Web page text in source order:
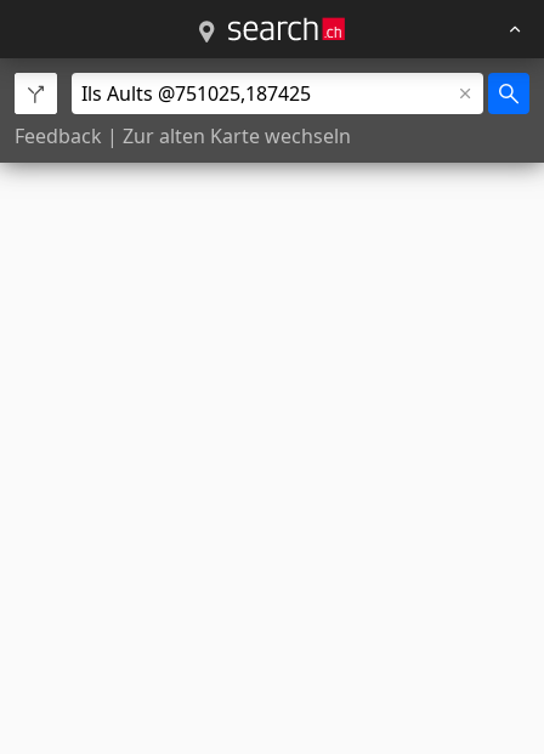
Feedback | Zur alten Karte wechseln